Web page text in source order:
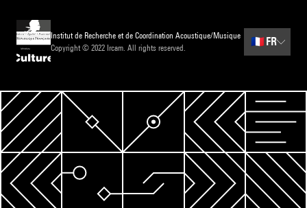
Institut de Recherche et de Coordination Acoustique/Musique
Copyright © 2022 Ircam. All rights reserved.
🇫🇷 FR